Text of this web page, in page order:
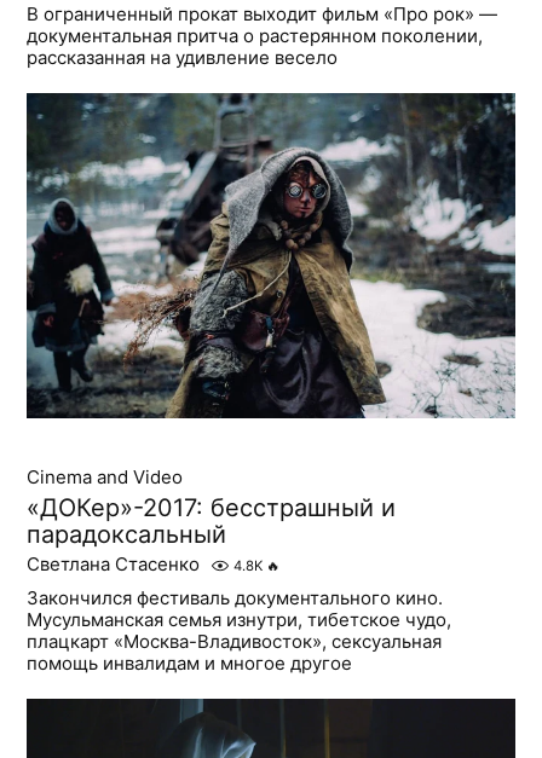
В ограниченный прокат выходит фильм «Про рок» —
документальная притча о растерянном поколении,
рассказанная на удивление весело
Cinema and Video
«ДОКер»-2017: бесстрашный и
парадоксальный
Светлана Стасенко 4.8K 🔥
Закончился фестиваль документального кино.
Мусульманская семья изнутри, тибетское чудо,
плацкарт «Москва-Владивосток», сексуальная
помощь инвалидам и многое другое